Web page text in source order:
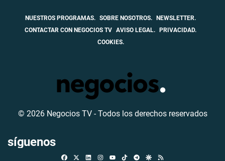
NUESTROS PROGRAMAS. SOBRE NOSOTROS. NEWSLETTER.
CONTACTAR CON NEGOCIOS TV AVISO LEGAL. PRIVACIDAD.
COOKIES.
© 2026 Negocios TV - Todos los derechos reservados
síguenos
FacebookLinkedinInstagramTikTokTelegramGoogle Discover